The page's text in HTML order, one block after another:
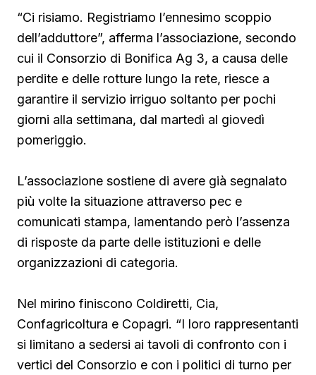
“Ci risiamo. Registriamo l’ennesimo scoppio
dell’adduttore”, afferma l’associazione, secondo
cui il Consorzio di Bonifica Ag 3, a causa delle
perdite e delle rotture lungo la rete, riesce a
garantire il servizio irriguo soltanto per pochi
giorni alla settimana, dal martedì al giovedì
pomeriggio.
L’associazione sostiene di avere già segnalato
più volte la situazione attraverso pec e
comunicati stampa, lamentando però l’assenza
di risposte da parte delle istituzioni e delle
organizzazioni di categoria.
Nel mirino finiscono Coldiretti, Cia,
Confagricoltura e Copagri. “I loro rappresentanti
si limitano a sedersi ai tavoli di confronto con i
vertici del Consorzio e con i politici di turno per